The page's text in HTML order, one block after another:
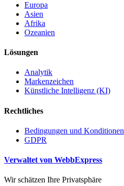
Europa
Asien
Afrika
Ozeanien
Lösungen
Analytik
Markenzeichen
Künstliche Intelligenz (KI)
Rechtliches
Bedingungen und Konditionen
GDPR
Verwaltet von WebbExpress
Wir schätzen Ihre Privatsphäre